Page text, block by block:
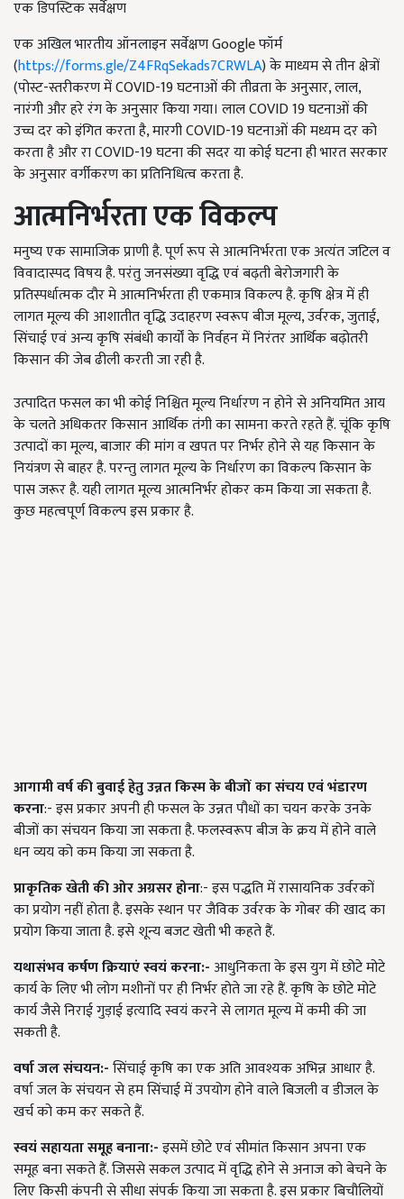
एक डिपस्टिक सर्वेक्षण
एक अखिल भारतीय ऑनलाइन सर्वेक्षण Google फॉर्म
(https://forms.gle/Z4FRqSekads7CRWLA) के माध्यम से तीन क्षेत्रों
(पोस्ट-स्तरीकरण में COVID-19 घटनाओं की तीव्रता के अनुसार, लाल,
नारंगी और हरे रंग के अनुसार किया गया। लाल COVID 19 घटनाओं की
उच्च दर को इंगित करता है, मारगी COVID-19 घटनाओं की मध्यम दर को
करता है और रा COVID-19 घटना की सदर या कोई घटना ही भारत सरकार
के अनुसार वर्गीकरण का प्रतिनिधित्व करता है.
आत्मनिर्भरता एक विकल्प
मनुष्य एक सामाजिक प्राणी है. पूर्ण रूप से आत्मनिर्भरता एक अत्यंत जटिल व
विवादास्पद विषय है. परंतु जनसंख्या वृद्धि एवं बढ़ती बेरोजगारी के
प्रतिस्पर्धात्मक दौर मे आत्मनिर्भरता ही एकमात्र विकल्प है. कृषि क्षेत्र में ही
लागत मूल्य की आशातीत वृद्धि उदाहरण स्वरूप बीज मूल्य, उर्वरक, जुताई,
सिंचाई एवं अन्य कृषि संबंधी कार्यों के निर्वहन में निरंतर आर्थिक बढ़ोतरी
किसान की जेब ढीली करती जा रही है.
उत्पादित फसल का भी कोई निश्चित मूल्य निर्धारण न होने से अनियमित आय
के चलते अधिकतर किसान आर्थिक तंगी का सामना करते रहते हैं. चूंकि कृषि
उत्पादों का मूल्य, बाजार की मांग व खपत पर निर्भर होने से यह किसान के
नियंत्रण से बाहर है. परन्तु लागत मूल्य के निर्धारण का विकल्प किसान के
पास जरूर है. यही लागत मूल्य आत्मनिर्भर होकर कम किया जा सकता है.
कुछ महत्वपूर्ण विकल्प इस प्रकार है.
आगामी वर्ष की बुवाई हेतु उन्नत किस्म के बीजों का संचय एवं भंडारण
करना:- इस प्रकार अपनी ही फसल के उन्नत पौधों का चयन करके उनके
बीजों का संचयन किया जा सकता है. फलस्वरूप बीज के क्रय में होने वाले
धन व्यय को कम किया जा सकता है.
प्राकृतिक खेती की ओर अग्रसर होना:- इस पद्धति में रासायनिक उर्वरकों
का प्रयोग नहीं होता है. इसके स्थान पर जैविक उर्वरक के गोबर की खाद का
प्रयोग किया जाता है. इसे शून्य बजट खेती भी कहते हैं.
यथासंभव कर्षण क्रियाएं स्वयं करना:- आधुनिकता के इस युग में छोटे मोटे
कार्य के लिए भी लोग मशीनों पर ही निर्भर होते जा रहे हैं. कृषि के छोटे मोटे
कार्य जैसे निराई गुड़ाई इत्यादि स्वयं करने से लागत मूल्य में कमी की जा
सकती है.
वर्षा जल संचयन:-सिंचाई कृषि का एक अति आवश्यक अभिन्न आधार है.
वर्षा जल के संचयन से हम सिंचाई में उपयोग होने वाले बिजली व डीजल के
खर्च को कम कर सकते हैं.
स्वयं सहायता समूह बनाना:-इसमें छोटे एवं सीमांत किसान अपना एक
समूह बना सकते हैं. जिससे सकल उत्पाद में वृद्धि होने से अनाज को बेचने के
लिए किसी कंपनी से सीधा संपर्क किया जा सकता है. इस प्रकार बिचौलियों